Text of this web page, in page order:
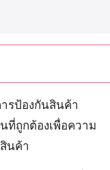
รป้องกันสินค้า
ที่ถูกต้องเพื่อความ
นค้า